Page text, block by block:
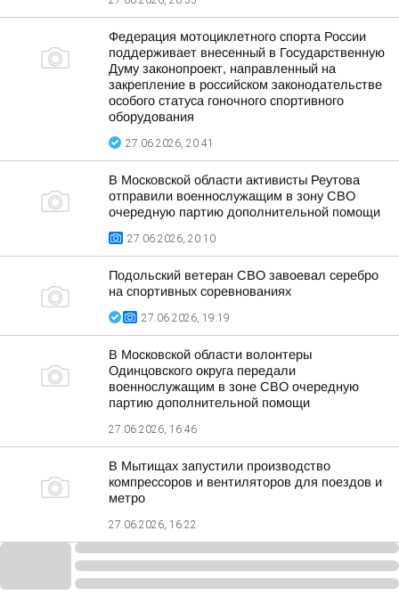
Федерация мотоциклетного спорта России
поддерживает внесенный в Государственную
Думу законопроект, направленный на
закрепление в российском законодательстве
особого статуса гоночного спортивного
оборудования
27.06.2026, 20:41
В Московской области активисты Реутова
отправили военнослужащим в зону СВО
очередную партию дополнительной помощи
27.06.2026, 20:10
Подольский ветеран СВО завоевал серебро
на спортивных соревнованиях
27.06.2026, 19:19
В Московской области волонтеры
Одинцовского округа передали
военнослужащим в зоне СВО очередную
партию дополнительной помощи
27.06.2026, 16:46
В Мытищах запустили производство
компрессоров и вентиляторов для поездов и
метро
27.06.2026, 16:22